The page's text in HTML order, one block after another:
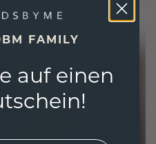
FAMILY
auf einen